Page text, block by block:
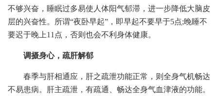
不够兴奋，睡眠过多易使人体阳气郁滞，进一步降低大脑皮
层的兴奋性。所谓“夜卧早起”，即早起不要早于5点;晚睡不
要迟于晚上11点，否则也会不利身体健康。
调摄身心，疏肝解郁
春季与肝相通应，肝之疏泄功能正常，则全身气机畅达
不易患病。肝主疏泄，有疏通、畅达全身气血津液的功能。